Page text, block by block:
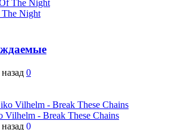
Night
0
Vilhelm - Break These Chains
0